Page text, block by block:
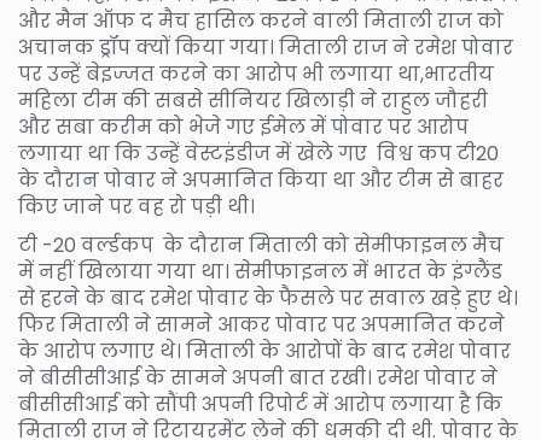
और मैन ऑफ द मैच हासिल करने वाली मिताली राज को
अचानक ड्रॉप क्यों किया गया। मिताली राज ने रमेश पोवार
पर उन्हें बेइज्जत करने का आरोप भी लगाया था,भारतीय
महिला टीम की सबसे सीनियर खिलाड़ी ने राहुल जौहरी
और सबा करीम को भेजे गए ईमेल में पोवार पर आरोप
लगाया था कि उन्हें वेस्टइंडीज में खेले गए विश्व कप टी20
के दौरान पोवार ने अपमानित किया था और टीम से बाहर
किए जाने पर वह रो पड़ी थी।
टी -20 वर्ल्डकप के दौरान मिताली को सेमीफाइनल मैच
में नहीं खिलाया गया था। सेमीफाइनल में भारत के इंग्लैंड
से हरने के बाद रमेश पोवार के फैसले पर सवाल खड़े हुए थे।
फिर मिताली ने सामने आकर पोवार पर अपमानित करने
के आरोप लगाए थे। मिताली के आरोपों के बाद रमेश पोवार
ने बीसीसीआई के सामने अपनी बात रखी। रमेश पोवार ने
बीसीसीआई को सौंपी अपनी रिपोर्ट में आरोप लगाया है कि
मिताली राज ने रिटायरमेंट लेने की धमकी दी थी. पोवार के